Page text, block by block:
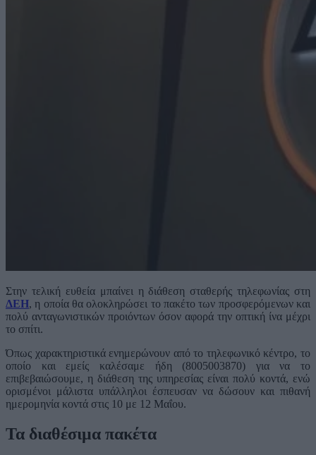
Στην τελική ευθεία μπαίνει η διάθεση σταθερής τηλεφωνίας στη
ΔΕΗ, η οποία θα ολοκληρώσει το πακέτο των προσφερόμενων και
πολύ ανταγωνιστικών προιόντων όσον αφορά την οπτική ίνα μέχρι
το σπίτι.
Όπως χαρακτηριστικά ενημερώνουν από το τηλεφωνικό κέντρο, το
οποίο και εμείς καλέσαμε ήδη (8005003870) για να το
επιβεβαιώσουμε, η διάθεση της υπηρεσίας είναι πολύ κοντά, ενώ
ορισμένοι μάλιστα υπάλληλοι έσπευσαν να δώσουν και πιθανή
ημερομηνία κοντά στις 10 με 12 Μαΐου.
Τα διαθέσιμα πακέτα